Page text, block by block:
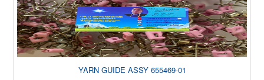
YARN GUIDE ASSY 655469-01